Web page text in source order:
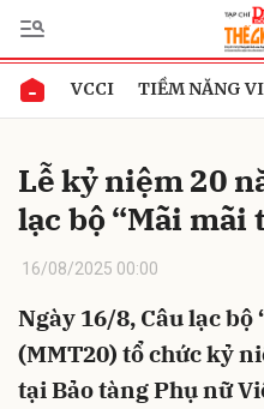
VCCI TIỀM NĂNG
Lễ kỷ niệm 20
lạc bộ “Mãi mãi
16/08/2025 00:00
Ngày 16/8, Câu lạc bộ
(MMT20) tổ chức kỷ
tại Bảo tàng Phụ nữ
Gửi bình luận